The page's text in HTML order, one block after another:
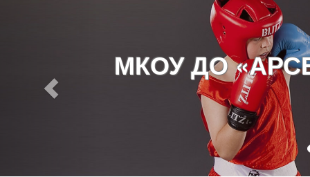
МКОУ ДО